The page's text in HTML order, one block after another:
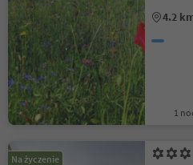
4.2
1
Na życzenie